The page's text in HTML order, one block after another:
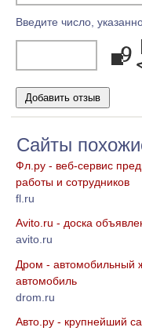
Введите число,
Сайты
Фл.ру - веб-сервис
работы и сотрудников
fl.ru
Avito.ru - доска
avito.ru
Дром - автомобильный
автомобиль
drom.ru
Авто.ру - крупнейший